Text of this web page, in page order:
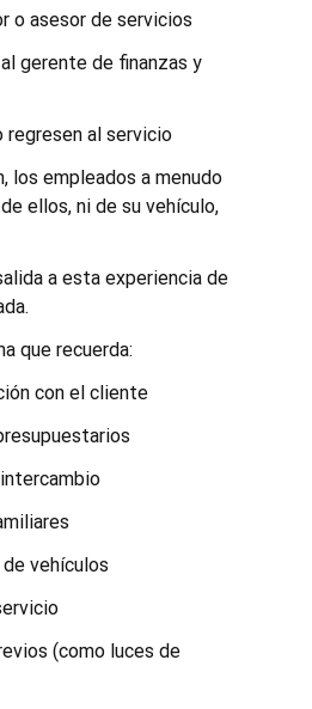
o asesor de servicios
gerente de finanzas y
regresen al servicio
los empleados a menudo
ellos, ni de su vehículo,
a esta experiencia de
que recuerda:
con el cliente
vehículos
(como luces de